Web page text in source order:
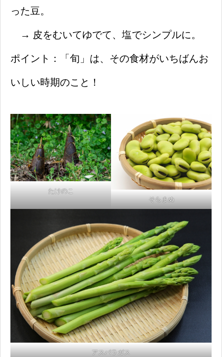
った豆。
→ 皮をむいてゆでて、塩でシンプルに。
ポイント：「旬」は、その食材がいちばんお
いしい時期のこと！
たけのこ
そらまめ
アスパラガス